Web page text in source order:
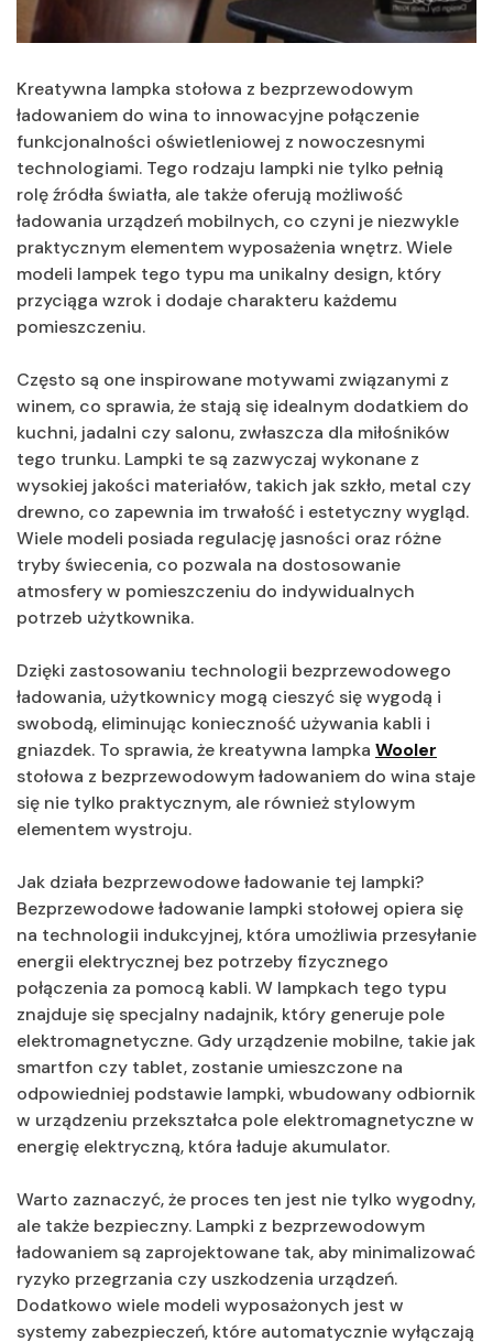
Kreatywna lampka stołowa z bezprzewodowym
ładowaniem do wina to innowacyjne połączenie
funkcjonalności oświetleniowej z nowoczesnymi
technologiami. Tego rodzaju lampki nie tylko pełnią
rolę źródła światła, ale także oferują możliwość
ładowania urządzeń mobilnych, co czyni je niezwykle
praktycznym elementem wyposażenia wnętrz. Wiele
modeli lampek tego typu ma unikalny design, który
przyciąga wzrok i dodaje charakteru każdemu
pomieszczeniu.
Często są one inspirowane motywami związanymi z
winem, co sprawia, że stają się idealnym dodatkiem do
kuchni, jadalni czy salonu, zwłaszcza dla miłośników
tego trunku. Lampki te są zazwyczaj wykonane z
wysokiej jakości materiałów, takich jak szkło, metal czy
drewno, co zapewnia im trwałość i estetyczny wygląd.
Wiele modeli posiada regulację jasności oraz różne
tryby świecenia, co pozwala na dostosowanie
atmosfery w pomieszczeniu do indywidualnych
potrzeb użytkownika.
Dzięki zastosowaniu technologii bezprzewodowego
ładowania, użytkownicy mogą cieszyć się wygodą i
swobodą, eliminując konieczność używania kabli i
gniazdek. To sprawia, że kreatywna lampka Wooler
stołowa z bezprzewodowym ładowaniem do wina staje
się nie tylko praktycznym, ale również stylowym
elementem wystroju.
Jak działa bezprzewodowe ładowanie tej lampki?
Bezprzewodowe ładowanie lampki stołowej opiera się
na technologii indukcyjnej, która umożliwia przesyłanie
energii elektrycznej bez potrzeby fizycznego
połączenia za pomocą kabli. W lampkach tego typu
znajduje się specjalny nadajnik, który generuje pole
elektromagnetyczne. Gdy urządzenie mobilne, takie jak
smartfon czy tablet, zostanie umieszczone na
odpowiedniej podstawie lampki, wbudowany odbiornik
w urządzeniu przekształca pole elektromagnetyczne w
energię elektryczną, która ładuje akumulator.
Warto zaznaczyć, że proces ten jest nie tylko wygodny,
ale także bezpieczny. Lampki z bezprzewodowym
ładowaniem są zaprojektowane tak, aby minimalizować
ryzyko przegrzania czy uszkodzenia urządzeń.
Dodatkowo wiele modeli wyposażonych jest w
systemy zabezpieczeń, które automatycznie wyłączają